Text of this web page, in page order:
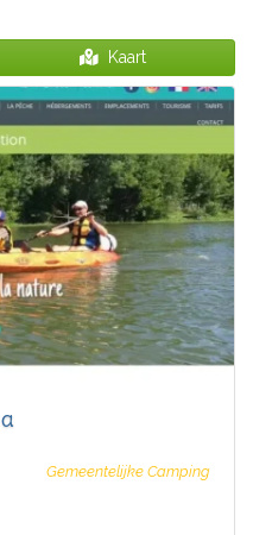
Kaart
Gemeentelijke Camping